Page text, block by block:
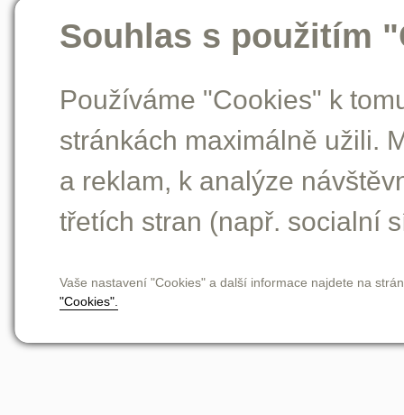
Souhlas s použitím
Používáme "Cookies" k
stránkách maximálně užili.
a reklam, k analýze
třetích stran (např. socialní
Vaše nastavení "Cookies" a další informace najdete na
"Cookies".